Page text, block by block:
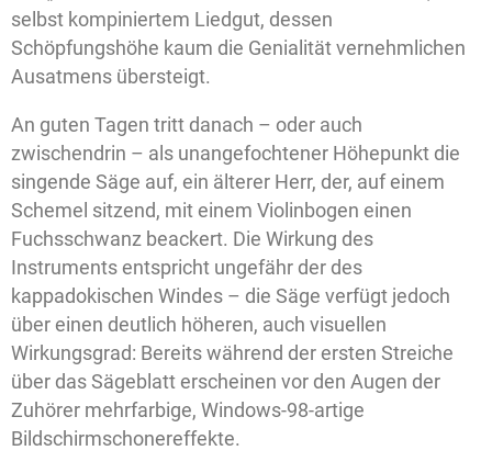
selbst kompiniertem Liedgut, dessen
Schöpfungshöhe kaum die Genialität vernehmlichen
Ausatmens übersteigt.
An guten Tagen tritt danach – oder auch
zwischendrin – als unangefochtener Höhepunkt die
singende Säge auf, ein älterer Herr, der, auf einem
Schemel sitzend, mit einem Violinbogen einen
Fuchsschwanz beackert. Die Wirkung des
Instruments entspricht ungefähr der des
kappadokischen Windes – die Säge verfügt jedoch
über einen deutlich höheren, auch visuellen
Wirkungsgrad: Bereits während der ersten Streiche
über das Sägeblatt erscheinen vor den Augen der
Zuhörer mehrfarbige, Windows-98-artige
Bildschirmschonereffekte.